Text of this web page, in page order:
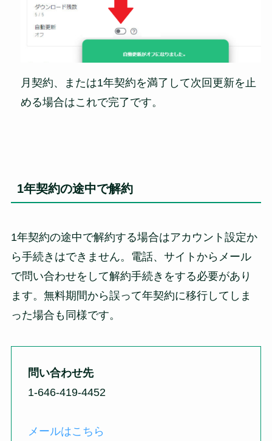
月契約、または1年契約を満了して次回更新を止
める場合はこれで完了です。
1年契約の途中で解約
1年契約の途中で解約する場合はアカウント設定か
ら手続きはできません。電話、サイトからメール
で問い合わせをして解約手続きをする必要があり
ます。無料期間から誤って年契約に移行してしま
った場合も同様です。
問い合わせ先
1-646-419-4452
メールはこちら